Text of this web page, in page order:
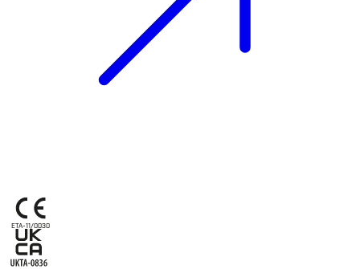
ETA-11/0030